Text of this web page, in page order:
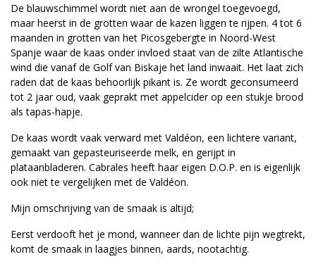
De blauwschimmel wordt niet aan de wrongel toegevoegd,
maar heerst in de grotten waar de kazen liggen te rijpen. 4 tot 6
maanden in grotten van het Picosgebergte in Noord-West
Spanje waar de kaas onder invloed staat van de zilte Atlantische
wind die vanaf de Golf van Biskaje het land inwaait. Het laat zich
raden dat de kaas behoorlijk pikant is. Ze wordt geconsumeerd
tot 2 jaar oud, vaak geprakt met appelcider op een stukje brood
als tapas-hapje.
De kaas wordt vaak verward met Valdéon, een lichtere variant,
gemaakt van gepasteuriseerde melk, en gerijpt in
plataanbladeren. Cabrales heeft haar eigen D.O.P. en is eigenlijk
ook niet te vergelijken met de Valdéon.
Mijn omschrijving van de smaak is altijd;
Eerst verdooft het je mond, wanneer dan de lichte pijn wegtrekt,
komt de smaak in laagjes binnen, aards, nootachtig.